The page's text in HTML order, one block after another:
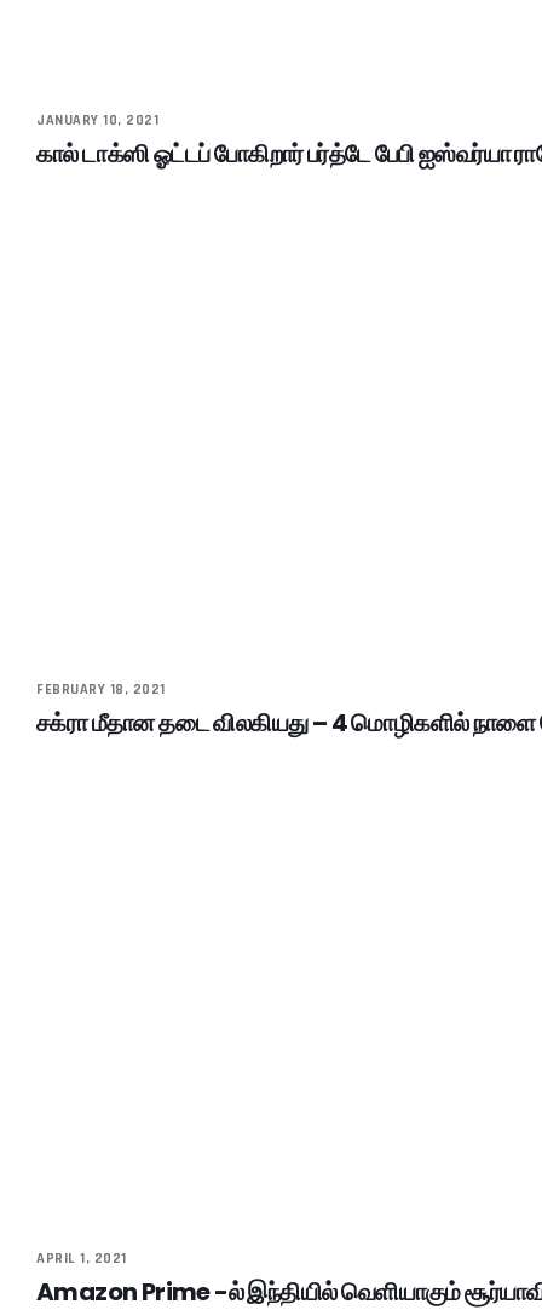
JANUARY 10, 2021
கால் டாக்ஸி ஓட்டப் போகிறார் பர்த்டே பேபி ஐஸ்வர்யா
FEBRUARY 18, 2021
சக்ரா மீதான தடை விலகியது – 4 மொழிகளில் நாளை
APRIL 1, 2021
Amazon Prime -ல் இந்தியில் வெளியாகும்